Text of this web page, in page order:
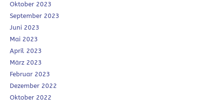
Oktober 2023
September 2023
Juni 2023
Mai 2023
April 2023
März 2023
Februar 2023
Dezember 2022
Oktober 2022